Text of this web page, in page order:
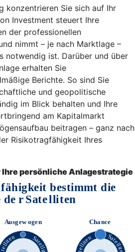
konzentrieren Sie sich auf Ihr
Investment steuert Ihre
der professionellen
nimmt – je nach Marktlage –
notwendig ist. Darüber und über
erhalten Sie
Berichte. So sind Sie
und geopolitische
im Blick behalten und Ihre
am Kapitalmarkt
beitragen – ganz nach
Risikotragfähigkeit Ihres
Ihre persönliche Anlagestrategie